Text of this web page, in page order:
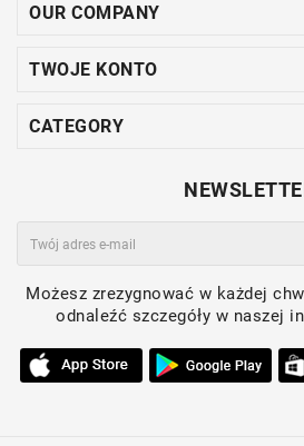
OUR COMPANY
TWOJE KONTO
CATEGORY
Możesz zrezygnować w każdej
odnaleźć szczegóły w naszej